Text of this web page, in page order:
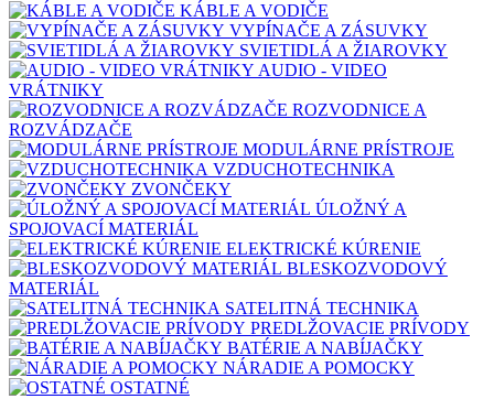
KÁBLE A VODIČE
VYPÍNAČE A ZÁSUVKY
SVIETIDLÁ A ŽIAROVKY
AUDIO - VIDEO
VRÁTNIKY
ROZVODNICE A
ROZVÁDZAČE
MODULÁRNE PRÍSTROJE
VZDUCHOTECHNIKA
ZVONČEKY
ÚLOŽNÝ A
SPOJOVACÍ MATERIÁL
ELEKTRICKÉ KÚRENIE
BLESKOZVODOVÝ
MATERIÁL
SATELITNÁ TECHNIKA
PREDLŽOVACIE PRÍVODY
BATÉRIE A NABÍJAČKY
NÁRADIE A POMOCKY
OSTATNÉ